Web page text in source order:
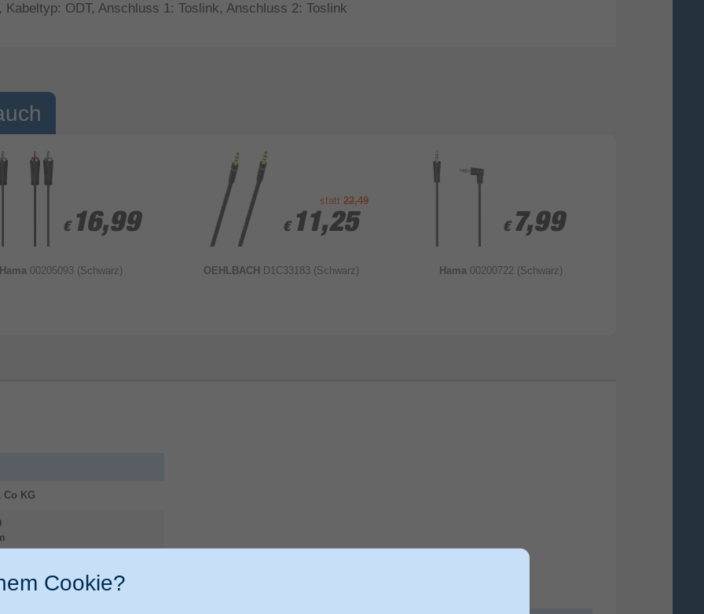
ODT, Anschluss 1: Toslink, Anschluss 2: Toslink
€ 16,99
€ 16,99
Hama 00205093 (Schwarz)
statt22,49
€ 11,25
€ 11,25
OEHLBACH D1C33183 (Schwarz)
€ 7,99
€ 7,99
Hama 00200722 (Schwarz)
Co KG
legal/corporate-
Cookie?